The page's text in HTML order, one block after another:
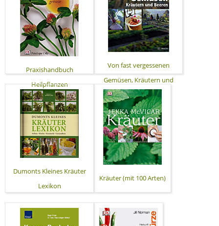
Praxishandbuch
Heilpflanzen
Von fast vergessenen
Gemüsen, Kräutern und
Beeren
Dumonts Kleines Kräuter
Lexikon
Kräuter (mit 100 Arten)